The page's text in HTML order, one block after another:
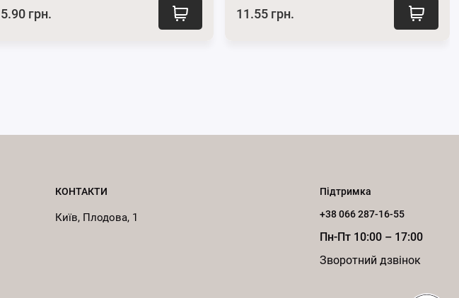
5.90 грн. 11.55 грн.
КОНТАКТИ
Київ, Плодова, 1
Підтримка
+38 066 287-16-55
Пн-Пт 10:00 – 17:00
Зворотний дзвінок